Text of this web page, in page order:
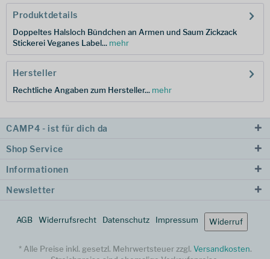
Produktdetails
Doppeltes Halsloch Bündchen an Armen und Saum Zickzack
Stickerei Veganes Label... mehr
Hersteller
Rechtliche Angaben zum Hersteller... mehr
CAMP4 - ist für dich da
Shop Service
Informationen
Newsletter
AGB Widerrufsrecht Datenschutz Impressum Widerruf
* Alle Preise inkl. gesetzl. Mehrwertsteuer zzgl. Versandkosten.